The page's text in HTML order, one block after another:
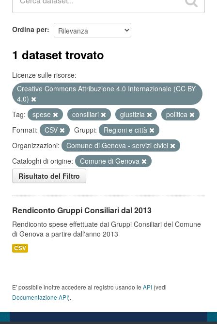
Ordina per
1 dataset trovato
Licenze sulle risorse:
Creative Commons Attribuzione 4.0 Internazionale (CC BY
4.0)
Tag:
spese consiliari giustizia
politica
Formati:
CSV Gruppi:
Regioni e città
Organizzazioni:
Comune di Genova - servizi civici
Cataloghi di origine:
Comune di Genova
Risultato del Filtro
Rendiconto Gruppi Consiliari dal 2013
Rendiconto spese effettuate dai Gruppi Consiliari del Comune
di Genova a partire dall'anno 2013
CSV
E' possibile inoltre accedere al registro usando le API (vedi
Documentazione API).